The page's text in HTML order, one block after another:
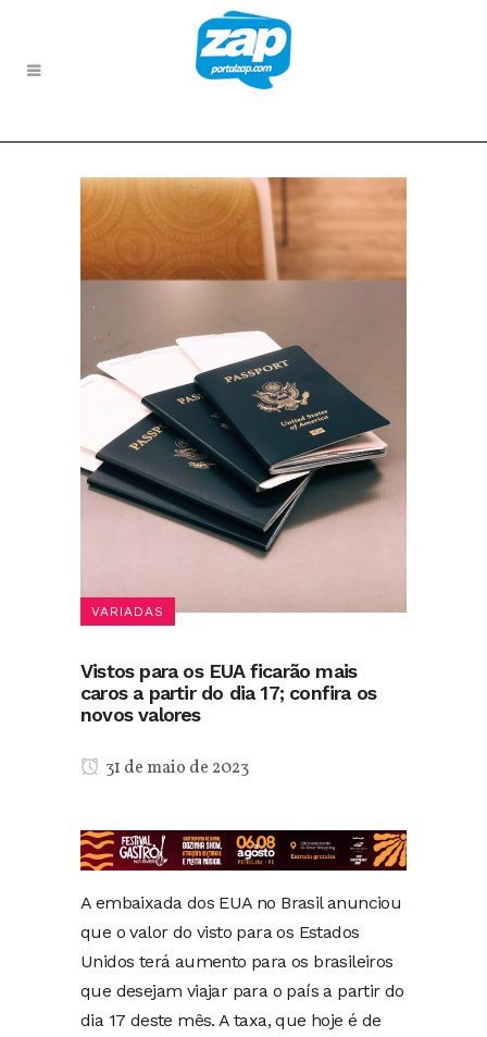
VARIADAS
Vistos para os EUA ficarão mais
caros a partir do dia 17; confira os
novos valores
31 de maio de 2023
A embaixada dos EUA no Brasil anunciou
que o valor do visto para os Estados
Unidos terá aumento para os brasileiros
que desejam viajar para o país a partir do
dia 17 deste mês. A taxa, que hoje é de